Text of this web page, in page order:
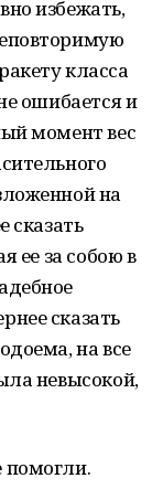
избежать,
класса
ошибается и
момент вес
на
сказать
ее за собою в
сказать
на все
невысокой,
помогли.